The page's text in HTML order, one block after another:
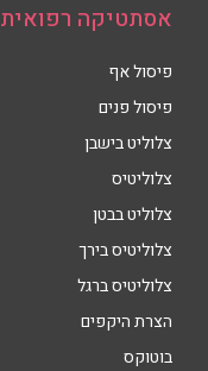
אסתטיקה רפואית
פיסול אף
פיסול פנים
צלוליט בישבן
צלוליטיס
צלוליט בבטן
צלוליטיס בירך
צלוליטיס ברגל
הצרת היקפים
בוטוקס